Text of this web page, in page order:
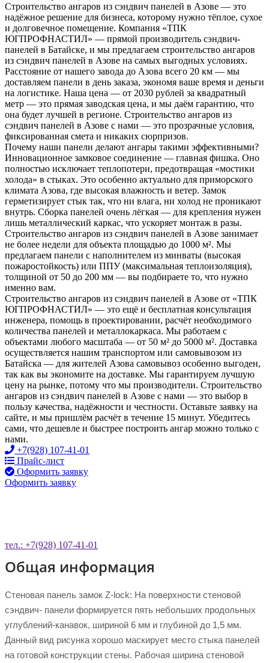
Строительство ангаров из сэндвич панелей в Азове — это
надёжное решение для бизнеса, которому нужно тёплое, сухое
и долговечное помещение. Компания «ТПК
ЮГПРОФНАСТИЛ» — прямой производитель сэндвич-
панелей в Батайске, и мы предлагаем строительство ангаров
из сэндвич панелей в Азове на самых выгодных условиях.
Расстояние от нашего завода до Азова всего 20 км — мы
доставляем панели в день заказа, экономя ваше время и деньги
на логистике. Наша цена — от 2030 рублей за квадратный
метр — это прямая заводская цена, и мы даём гарантию, что
она будет лучшей в регионе. Строительство ангаров из
сэндвич панелей в Азове с нами — это прозрачные условия,
фиксированная смета и никаких сюрпризов.
Почему наши панели делают ангары такими эффективными?
Инновационное замковое соединение — главная фишка. Оно
полностью исключает теплопотери, предотвращая «мостики
холода» в стыках. Это особенно актуально для приморского
климата Азова, где высокая влажность и ветер. Замок
герметизирует стык так, что ни влага, ни холод не проникают
внутрь. Сборка панелей очень лёгкая — для крепления нужен
лишь металлический каркас, что ускоряет монтаж в разы.
Строительство ангаров из сэндвич панелей в Азове занимает
не более недели для объекта площадью до 1000 м². Мы
предлагаем панели с наполнителем из минваты (высокая
пожаростойкость) или ППУ (максимальная теплоизоляция),
толщиной от 50 до 200 мм — вы подбираете то, что нужно
именно вам.
Строительство ангаров из сэндвич панелей в Азове от «ТПК
ЮГПРОФНАСТИЛ» — это ещё и бесплатная консультация
инженера, помощь в проектировании, расчёт необходимого
количества панелей и металлокаркаса. Мы работаем с
объектами любого масштаба — от 50 м² до 5000 м². Доставка
осуществляется нашим транспортом или самовывозом из
Батайска — для жителей Азова самовывоз особенно выгоден,
так как вы экономите на доставке. Мы гарантируем лучшую
цену на рынке, потому что мы производители. Строительство
ангаров из сэндвич панелей в Азове с нами — это выбор в
пользу качества, надёжности и честности. Оставьте заявку на
сайте, и мы пришлём расчёт в течение 15 минут. Убедитесь
сами, что дешевле и быстрее построить ангар можно только с
нами.
+7(928) 107-41-01
Прайс-лист
Оформить заявку
Оформить заявку
тел.: +7(928) 107-41-01
Общая информация
Стеновая панель замок Z-lock: На поверхности стеновой
сэндвич- панели формируется пять небольших продольных
углублений-канавок, шириной 6 мм и глубиной до 1,5 мм.
Данный вид рисунка хорошо маскирует место стыка панелей
на готовой конструкции стены. Рабочая ширина стеновой